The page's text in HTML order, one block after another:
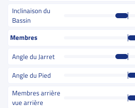
Inclinaison du
Bassin
Membres
Angle du Jarret
Angle du Pied
Membres arrière
vue arrière